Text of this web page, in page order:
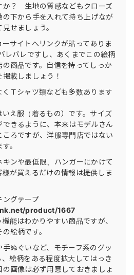
か？ 生地の質感などもクローズ
下から手を入れて持ち上げなが
せましょう。
サイトへリンクが貼ってありま
レバレですし、あくまでこの絵柄
商品です。自信を持ってしっか
載しましょう！
Ｔシャツ類なども多数あります
え服（着るもの）です。サイズ
きるように、本来はモデルさん
ろですが、洋服専門店ではない
。
ンや最低限、ハンガーにかけて
が買えるだけの情報は提供しま
ングテープ
product/1667
能はわかりやすい商品ですが、
絵柄です。
ぬぐいなど、モチーフ系のグッ
絵柄をある程度拡大してはっき
画像は必ず用意しておきましょ